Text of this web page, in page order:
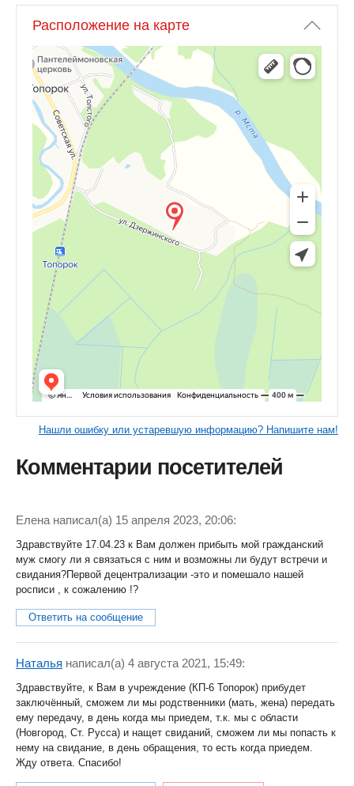
Расположение на карте
Нашли ошибку или устаревшую информацию? Напишите нам!
Комментарии посетителей
Елена написал(a) 15 апреля 2023, 20:06:
Здравствуйте 17.04.23 к Вам должен прибыть мой гражданский
муж смогу ли я связаться с ним и возможны ли будут встречи и
свидания?Первой децентрализации -это и помешало нашей
росписи , к сожалению !?
Ответить на сообщение
Наталья написал(a) 4 августа 2021, 15:49:
Здравствуйте, к Вам в учреждение (КП-6 Топорок) прибудет
заключённый, сможем ли мы родственники (мать, жена) передать
ему передачу, в день когда мы приедем, т.к. мы с области
(Новгород, Ст. Русса) и нащет свиданий, сможем ли мы попасть к
нему на свидание, в день обращения, то есть когда приедем.
Жду ответа. Спасибо!